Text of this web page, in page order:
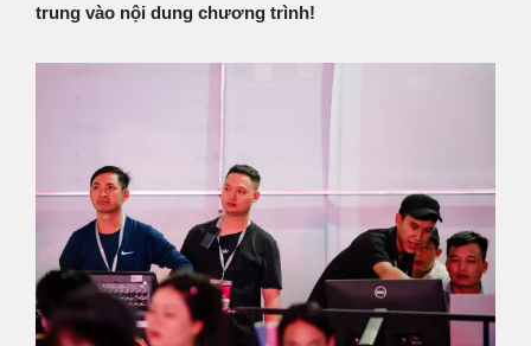
trung vào nội dung chương trình!